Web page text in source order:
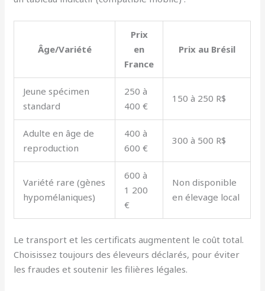
Âge/Variété
Prix
en
France
Prix au Brésil
Jeune spécimen
standard
250 à
400 €
150 à 250 R$
Adulte en âge de
reproduction
400 à
600 €
300 à 500 R$
Variété rare (gènes
hypomélaniques)
600 à
1 200
€
Non disponible
en élevage local
Le transport et les certificats augmentent le coût total.
Choisissez toujours des éleveurs déclarés, pour éviter
les fraudes et soutenir les filières légales.